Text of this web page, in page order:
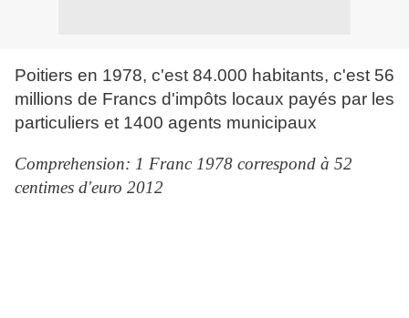
Poitiers en 1978, c'est 84.000 habitants, c'est 56
millions de Francs d'impôts locaux payés par les
particuliers et 1400 agents municipaux
Comprehension: 1 Franc 1978 correspond à 52
centimes d'euro 2012